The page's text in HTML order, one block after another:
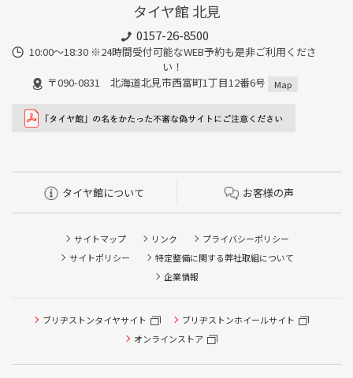
タイヤ館 北見
0157-26-8500
10:00～18:30 ※24時間受付可能なWEB予約も是非ご利用くださ
い！
〒090-0831 北海道北見市西富町1丁目12番6号
Map
タイヤ館について お客様の声
サイトマップ リンク
プライバシーポリシー
サイトポリシー
特定整備に関する弊社取組について
企業情報
ブリヂストンタイヤサイト
ブリヂストンホイールサイト
オンラインストア
タイヤ点検・安全点検/タイヤ履き替え/オイル交換/その他
ピット作業の予約